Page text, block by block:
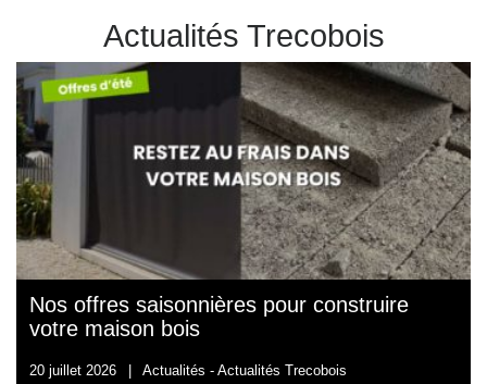
Actualités Trecobois
Nos offres saisonnières pour construire
votre maison bois
20 juillet 2026 Actualités - Actualités Trecobois